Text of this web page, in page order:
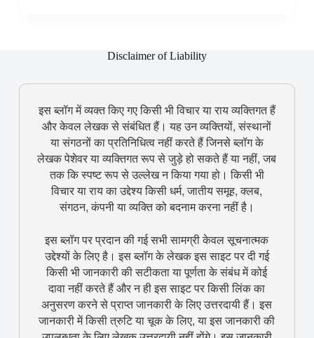
Disclaimer of Liability
इस ब्लॉग में व्यक्त किए गए किसी भी विचार या राय व्यक्तिगत हैं
और केवल लेखक से संबंधित हैं। यह उन व्यक्तियों, संस्थानों
या संगठनों का प्रतिनिधित्व नहीं करते हैं जिनसे ब्लॉग के
लेखक पेशेवर या व्यक्तिगत रूप से जुड़े हो सकते हैं या नहीं, जब
तक कि स्पष्ट रूप से उल्लेख न किया गया हो। किसी भी
विचार या राय का उद्देश्य किसी धर्म, जातीय समूह, क्लब,
संगठन, कंपनी या व्यक्ति को बदनाम करना नहीं है।
इस ब्लॉग पर प्रदान की गई सभी सामग्री केवल सूचनात्मक
उद्देश्यों के लिए है। इस ब्लॉग के लेखक इस साइट पर दी गई
किसी भी जानकारी की सटीकता या पूर्णता के संबंध में कोई
दावा नहीं करते हैं और न ही इस साइट पर किसी लिंक का
अनुसरण करने से प्राप्त जानकारी के लिए उत्तरदायी हैं। इस
जानकारी में किसी त्रुटि या चूक के लिए, या इस जानकारी की